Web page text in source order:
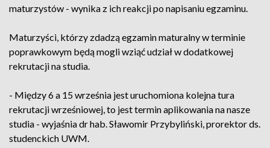
maturzystów - wynika z ich reakcji po napisaniu egzaminu.
Maturzyści, którzy zdadzą egzamin maturalny w terminie
poprawkowym będą mogli wziąć udział w dodatkowej
rekrutacji na studia.
- Między 6 a 15 września jest uruchomiona kolejna tura
rekrutacji wrześniowej, to jest termin aplikowania na nasze
studia - wyjaśnia dr hab. Sławomir Przybyliński, prorektor ds.
studenckich UWM.